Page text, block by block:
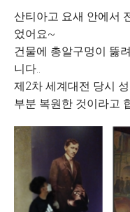
산티아고 요새 안에서
었어요~
건물에 총알구멍이 뚫
니다..
제2차 세계대전 당시
부분 복원한 것이라고